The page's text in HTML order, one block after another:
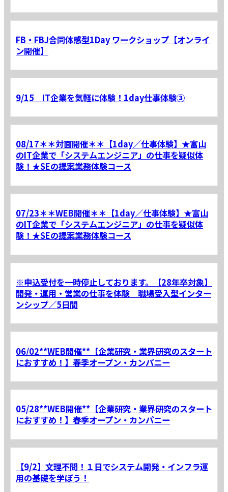
FB・FBJ合同体感型1Day ワークショップ【オンライ
ン開催】
9/15 IT企業を気軽に体験！1day仕事体験③
08/17＊＊対面開催＊＊【1day／仕事体験】★富山
のIT企業で「システムエンジニア」の仕事を疑似体
験！★SEの提案業務体験コース
07/23＊＊WEB開催＊＊【1day／仕事体験】★富山
のIT企業で「システムエンジニア」の仕事を疑似体
験！★SEの提案業務体験コース
※申込受付を一時停止しております。【28年卒対象】
開発・運用・営業の仕事を体験 職場受入型インター
ンシップ／5日間
06/02**WEB開催**【企業研究・業界研究のスタート
におすすめ！】春季オープン・カンパニー
05/28**WEB開催**【企業研究・業界研究のスタート
におすすめ！】春季オープン・カンパニー
【9/2】文理不問！１日でシステム開発・インフラ運
用の基礎を学ぼう！